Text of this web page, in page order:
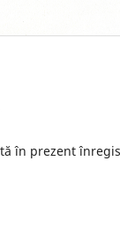
în prezent